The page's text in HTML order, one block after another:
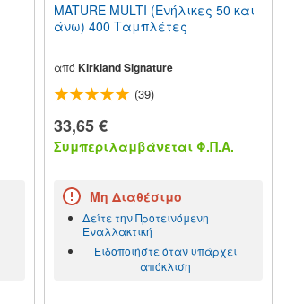
MATURE MULTI (Ενήλικες 50 και
άνω) 400 Ταμπλέτες
από Kirkland Signature
(39)
33,65 €
Συμπεριλαμβάνεται Φ.Π.Α.
Μη Διαθέσιμο
Δείτε την Προτεινόμενη
Εναλλακτική
Ειδοποιήστε όταν υπάρχει
απόκλιση